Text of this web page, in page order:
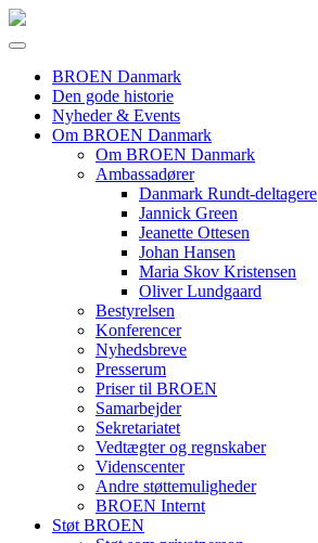
BROEN Danmark
Den gode historie
Nyheder & Events
Om BROEN Danmark
Om BROEN Danmark
Ambassadører
Danmark Rundt-deltagere
Jannick Green
Jeanette Ottesen
Johan Hansen
Maria Skov Kristensen
Oliver Lundgaard
Bestyrelsen
Konferencer
Nyhedsbreve
Presserum
Priser til BROEN
Samarbejder
Sekretariatet
Vedtægter og regnskaber
Videnscenter
Andre støttemuligheder
BROEN Internt
Støt BROEN